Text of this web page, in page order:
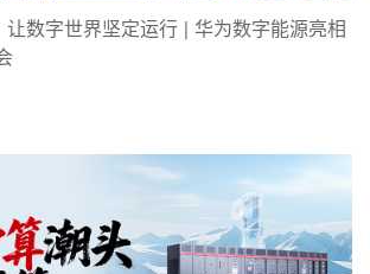
数字世界坚定运行 | 华为数字能源亮相